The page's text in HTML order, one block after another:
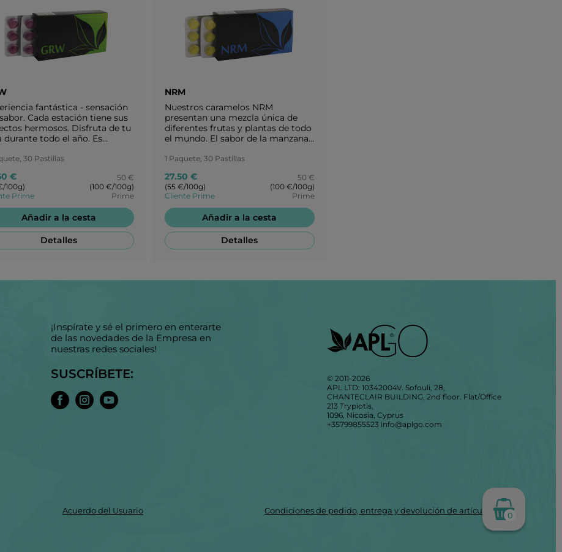
fantástica - sensación
Cada estación tiene sus
hermosos. Disfruta de tu
durante todo el año. Es
Haz una pausa con el
30 Pastillas
€
100g)
Prime
50 €
(100 €/100g)
Prime
Añadir a la cesta
Detalles
NRM
Nuestros caramelos NRM
presentan una mezcla única de
diferentes frutas y plantas de todo
el mundo. El sabor de la manzana
infancia sin estrés y llena de
esa infancia por un rato!
1 Paquete, 30 Pastillas
27.50 €
(55 €/100g)
Cliente Prime
50 €
(100 €/100g)
Prime
Añadir a la cesta
Detalles
¡Inspírate y sé el primero en enterarte
de las novedades de la Empresa en
nuestras redes sociales!
SUSCRÍBETE:
© 2011-2026
APL LTD: 10342004V. Sofouli, 28,
CHANTECLAIR BUILDING, 2nd floor. Flat/Office
213 Trypiotis,
1096, Nicosia, Cyprus
+35799855523 info@aplgo.com
Acuerdo del Usuario Condiciones de pedido, entrega y devolución de artículos 0